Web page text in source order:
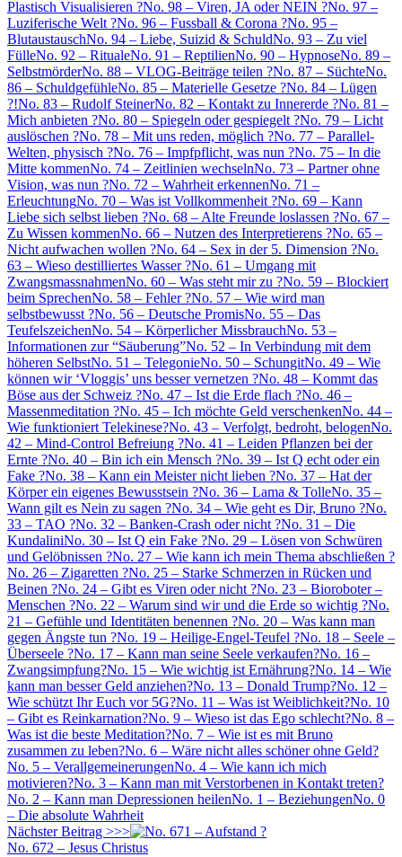
Plastisch Visualisieren ?No. 98 – Viren, JA oder NEIN ?No. 97 –
Luziferische Welt ?No. 96 – Fussball & Corona ?No. 95 –
BlutaustauschNo. 94 – Liebe, Suizid & SchuldNo. 93 – Zu viel
FülleNo. 92 – RitualeNo. 91 – ReptilienNo. 90 – HypnoseNo. 89 –
SelbstmörderNo. 88 – VLOG-Beiträge teilen ?No. 87 – SüchteNo.
86 – SchuldgefühleNo. 85 – Materielle Gesetze ?No. 84 – Lügen
?!No. 83 – Rudolf SteinerNo. 82 – Kontakt zu Innererde ?No. 81 –
Mich anbieten ?No. 80 – Spiegeln oder gespiegelt ?No. 79 – Licht
auslöschen ?No. 78 – Mit uns reden, möglich ?No. 77 – Parallel-
Welten, physisch ?No. 76 – Impfpflicht, was nun ?No. 75 – In die
Mitte kommenNo. 74 – Zeitlinien wechselnNo. 73 – Partner ohne
Vision, was nun ?No. 72 – Wahrheit erkennenNo. 71 –
ErleuchtungNo. 70 – Was ist Vollkommenheit ?No. 69 – Kann
Liebe sich selbst lieben ?No. 68 – Alte Freunde loslassen ?No. 67 –
Zu Wissen kommenNo. 66 – Nutzen des Interpretierens ?No. 65 –
Nicht aufwachen wollen ?No. 64 – Sex in der 5. Dimension ?No.
63 – Wieso destilliertes Wasser ?No. 61 – Umgang mit
ZwangsmassnahmenNo. 60 – Was steht mir zu ?No. 59 – Blockiert
beim SprechenNo. 58 – Fehler ?No. 57 – Wie wird man
selbstbewusst ?No. 56 – Deutsche PromisNo. 55 – Das
TeufelszeichenNo. 54 – Körperlicher MissbrauchNo. 53 –
Informationen zur “Säuberung”No. 52 – In Verbindung mit dem
höheren SelbstNo. 51 – TelegonieNo. 50 – SchungitNo. 49 – Wie
können wir ‘Vloggis’ uns besser vernetzen ?No. 48 – Kommt das
Böse aus der Schweiz ?No. 47 – Ist die Erde flach ?No. 46 –
Massenmeditation ?No. 45 – Ich möchte Geld verschenkenNo. 44 –
Wie funktioniert Telekinese?No. 43 – Verfolgt, bedroht, belogenNo.
42 – Mind-Control Befreiung ?No. 41 – Leiden Pflanzen bei der
Ernte ?No. 40 – Bin ich ein Mensch ?No. 39 – Ist Q echt oder ein
Fake ?No. 38 – Kann ein Meister nicht lieben ?No. 37 – Hat der
Körper ein eigenes Bewusstsein ?No. 36 – Lama & TolleNo. 35 –
Wann gilt es Nein zu sagen ?No. 34 – Wie geht es Dir, Bruno ?No.
33 – TAO ?No. 32 – Banken-Crash oder nicht ?No. 31 – Die
KundaliniNo. 30 – Ist Q ein Fake ?No. 29 – Lösen von Schwüren
und Gelöbnissen ?No. 27 – Wie kann ich mein Thema abschließen ?
No. 26 – Zigaretten ?No. 25 – Starke Schmerzen in Rücken und
Beinen ?No. 24 – Gibt es Viren oder nicht ?No. 23 – Bioroboter –
Menschen ?No. 22 – Warum sind wir und die Erde so wichtig ?No.
21 – Gefühle und Identitäten benennen ?No. 20 – Was kann man
gegen Ängste tun ?No. 19 – Heilige-Engel-Teufel ?No. 18 – Seele –
Überseele ?No. 17 – Kann man seine Seele verkaufen?No. 16 –
Zwangsimpfung?No. 15 – Wie wichtig ist Ernährung?No. 14 – Wie
kann man besser Geld anziehen?No. 13 – Donald Trump?No. 12 –
Wie schützt Ihr Euch vor 5G?No. 11 – Was ist Weiblichkeit?No. 10
– Gibt es Reinkarnation?No. 9 – Wieso ist das Ego schlecht?No. 8 –
Was ist die beste Meditation?No. 7 – Wie ist es mit Bruno
zusammen zu leben?No. 6 – Wäre nicht alles schöner ohne Geld?
No. 5 – VerallgemeinerungenNo. 4 – Wie kann ich mich
motivieren?No. 3 – Kann man mit Verstorbenen in Kontakt treten?
No. 2 – Kann man Depressionen heilenNo. 1 – BeziehungenNo. 0
– Die absolute Wahrheit
Nächster Beitrag >>>
No. 672 – Jesus Christus